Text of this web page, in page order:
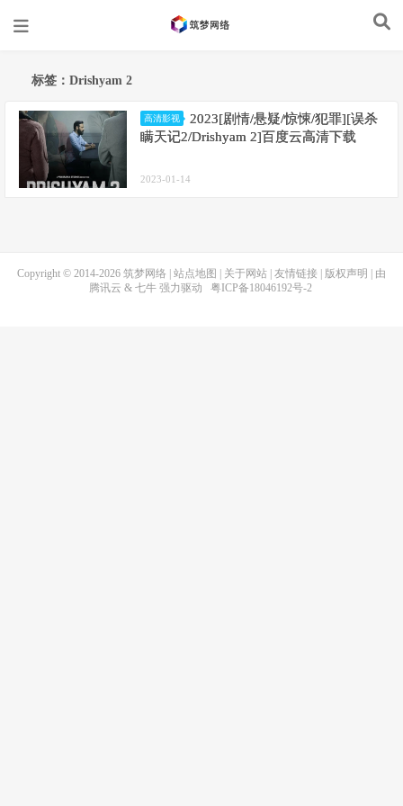
标签：Drishyam 2
高清影视
2023[剧情/悬疑/惊悚/犯罪][误杀
瞒天记2/Drishyam 2]百度云高清下载
2023-01-14
Copyright © 2014-2026 筑梦网络 站点地图 关于网站 友情链接 版权声明
| 由
腾讯云 & 七牛强力驱动 粤ICP备18046192号-2